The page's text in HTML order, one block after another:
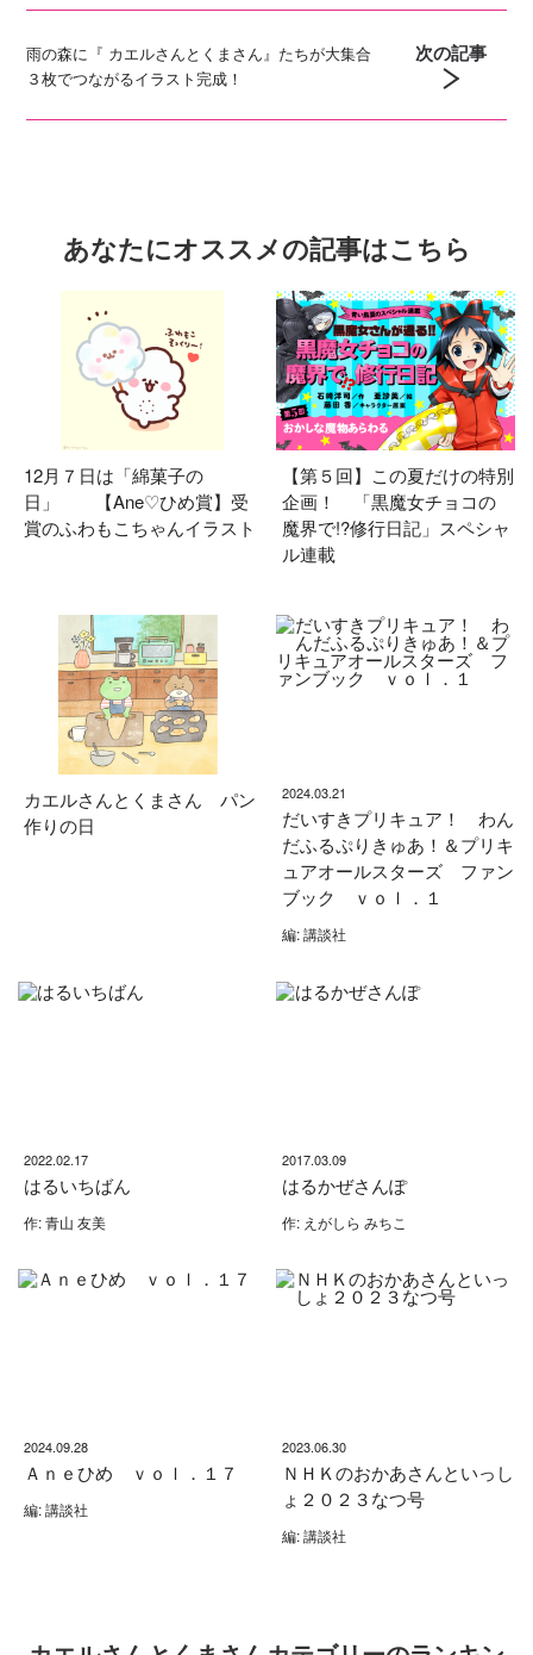
雨の森に『 カエルさんとくまさん』たちが大集合
３枚でつながるイラスト完成！
次の記事
あなたにオススメの記事はこちら
12月７日は「綿菓子の
日」 【Ane♡ひめ賞】受
賞のふわもこちゃんイラスト
【第５回】この夏だけの特別
企画！ 「黒魔女チョコの
魔界で!?修行日記」スペシャ
ル連載
カエルさんとくまさん パン
作りの日
2024.03.21
だいすきプリキュア！ わん
だふるぷりきゅあ！＆プリキ
ュアオールスターズ ファン
ブック ｖｏｌ．１
編: 講談社
2022.02.17
はるいちばん
作: 青山 友美
2017.03.09
はるかぜさんぽ
作: えがしら みちこ
2024.09.28
Ａｎｅひめ ｖｏｌ．１７
編: 講談社
2023.06.30
ＮＨＫのおかあさんといっし
ょ２０２３なつ号
編: 講談社